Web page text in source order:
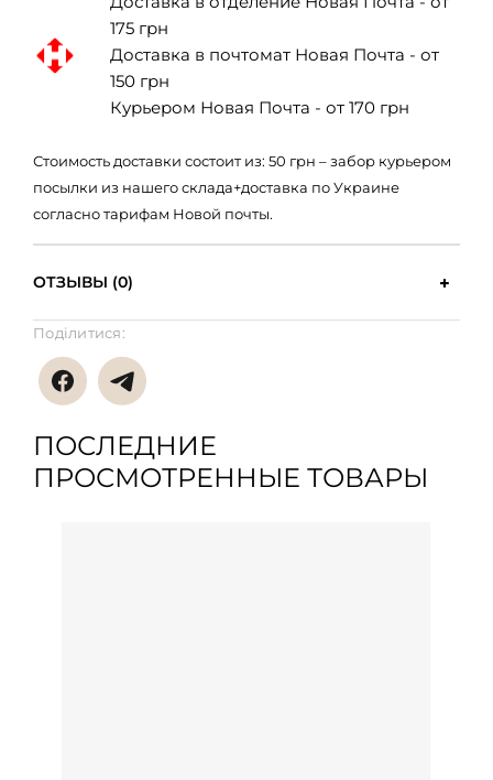
175 грн
Доставка в почтомат Новая Почта - от
150 грн
Курьером Новая Почта - от 170 грн
Стоимость доставки состоит из: 50 грн – забор курьером
посылки из нашего склада+доставка по Украине
согласно тарифам Новой почты.
ОТЗЫВЫ (0)
Поділитися:
ПОСЛЕДНИЕ
ПРОСМОТРЕННЫЕ ТОВАРЫ